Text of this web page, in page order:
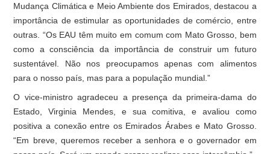
Mudança Climática e Meio Ambiente dos Emirados, destacou a
importância de estimular as oportunidades de comércio, entre
outras. “Os EAU têm muito em comum com Mato Grosso, bem
como a consciência da importância de construir um futuro
sustentável. Não nos preocupamos apenas com alimentos
para o nosso país, mas para a população mundial.”
O vice-ministro agradeceu a presença da primeira-dama do
Estado, Virginia Mendes, e sua comitiva, e avaliou como
positiva a conexão entre os Emirados Árabes e Mato Grosso.
“Em breve, queremos receber a senhora e o governador em